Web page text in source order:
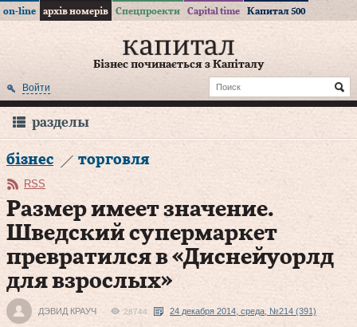
on-line архів номерів Спецпроекти Capital time Капитал 500
Бізнес починається з Капіталу
Войти
разделы
бізнес торговля
RSS
Размер имеет значение.
Шведский супермаркет
превратился в «Диснейуорлд
для взрослых»
ДЭВИД КРАУЧ 28744 24 декабря 2014, среда, №214 (391)